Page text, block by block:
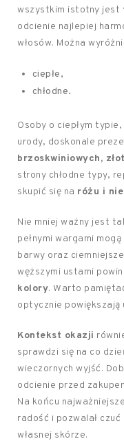
wszystkim istotny jest
odcienie najlepiej
włosów. Można
ciepłe,
chłodne.
Osoby o ciepłym
urody, doskonale
brzoskwiniowych,
strony chłodne typy,
skupić się na różu i
Nie mniej ważny jest
pełnymi wargami
barwy oraz
węższymi ustami
kolory. Warto
optycznie powiększają
Kontekst okazji
sprawdzi się na co
wieczornych wyjść.
odcienie przed
Na końcu
radość i pozwalał
własnej skórze.